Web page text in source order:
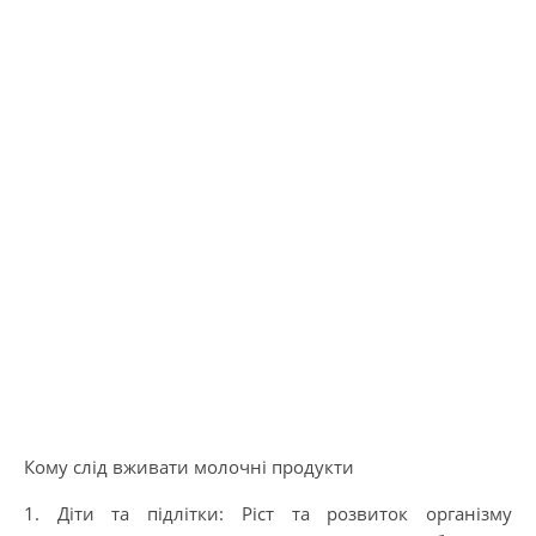
Кому слід вживати молочні продукти
1. Діти та підлітки: Ріст та розвиток організму